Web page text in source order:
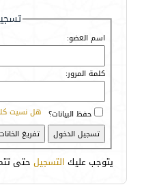
اسم العضو:
كلمة المرور:
هل نسيت حفظ البيانات؟
يتوجب عليك التسجيل حتى